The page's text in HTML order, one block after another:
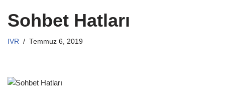
Sohbet Hatları
IVR Temmuz 6, 2019